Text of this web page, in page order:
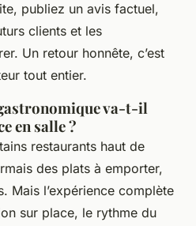
publiez un avis factuel,
clients et les
Un retour honnête, c’est
tout entier.
va-t-il
en salle ?
restaurants haut de
des plats à emporter,
Mais l’expérience complète
sur place, le rythme du